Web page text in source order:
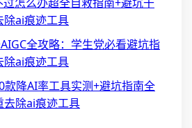
ai痕迹工具
全攻略：学生党必看避坑指
ai痕迹工具
款降AI率工具实测+避坑指南全
除ai痕迹工具